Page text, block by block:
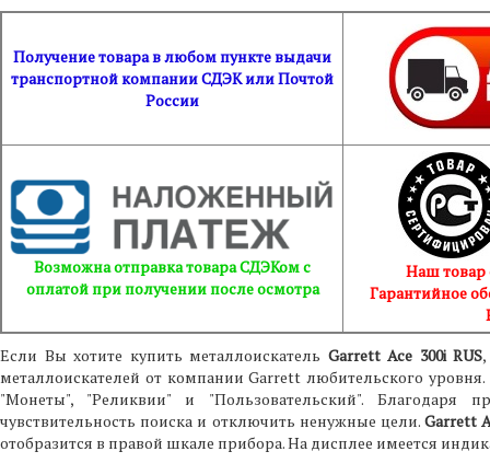
Получение товара в любом пункте выдачи
транспортной компании СДЭК или Почтой
России
Возможна отправка товара СДЭКом с
оплатой при получении после осмотра
Наш товар
Гарантийное
Если Вы хотите купить металлоискатель Garrett Ace 300i RUS
металлоискателей от компании Garrett любительского
"Монеты", "Реликвии" и "Пользовательский".
чувствительность поиска и отключить ненужные цели.Garrett
отобразится в правой шкале прибора. На дисплее имеется